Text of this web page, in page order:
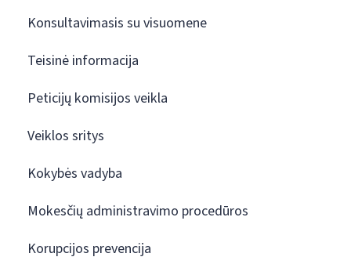
Konsultavimasis su visuomene
Teisinė informacija
Peticijų komisijos veikla
Veiklos sritys
Kokybės vadyba
Mokesčių administravimo procedūros
Korupcijos prevencija